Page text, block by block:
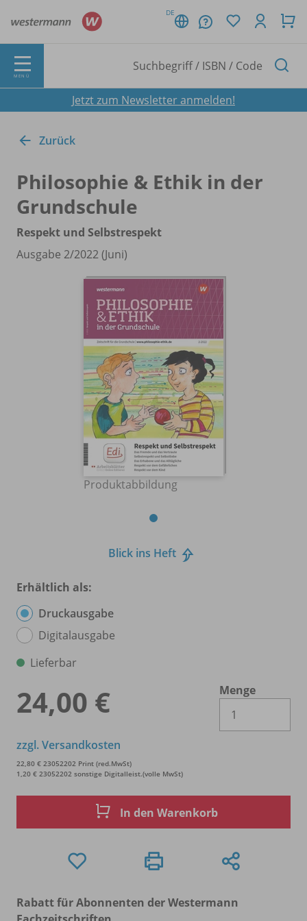
DE
MENÜ
Jetzt zum Newsletter anmelden!
Zurück
Philosophie & Ethik in der
Grundschule
Respekt und Selbstrespekt
Ausgabe 2/2022 (Juni)
Produktabbildung
Blick ins Heft
Erhältlich als:
Druckausgabe
Digitalausgabe
Lieferbar
24,00 €
Menge
zzgl. Versandkosten
22,80 € 23052202 Print (red.MwSt)
1,20 € 23052202 sonstige Digitalleist.(volle MwSt)
In den Warenkorb
Rabatt für Abonnenten der Westermann